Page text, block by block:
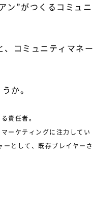
ン”がつくるコミュニ
、コミュニティマネー
か。
責任者。
ーケティングに注力してい
として、既存プレイヤーさ